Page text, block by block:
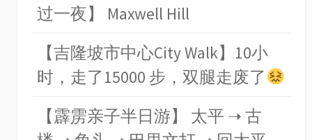
过一夜】 Maxwell Hill
【吉隆坡市中心City Walk】10小
时，走了15000 步，双腿走废了
【霹雳亲子半日游】 太平 ➝ 古